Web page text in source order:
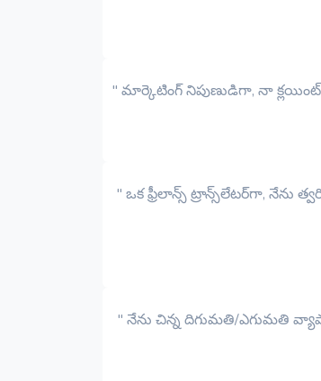
" మార్కెటింగ్ నిపుణుడిగా, నా
" ఒక ఫ్రీలాన్స్ ట్రాన్స్‌లేటర్‌గా,
" నేను చిన్న దిగుమతి/ఎగుమతి